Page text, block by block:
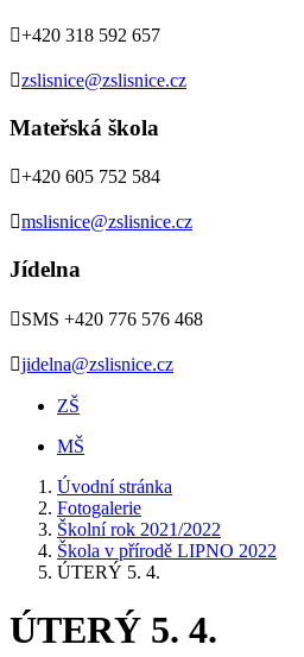
+420 318 592 657
zslisnice@zslisnice.cz
Mateřská škola
+420 605 752 584
mslisnice@zslisnice.cz
Jídelna
SMS +420 776 576 468
jidelna@zslisnice.cz
ZŠ
MŠ
Úvodní stránka
Fotogalerie
Školní rok 2021/2022
Škola v přírodě LIPNO 2022
ÚTERÝ 5. 4.
ÚTERÝ 5. 4.